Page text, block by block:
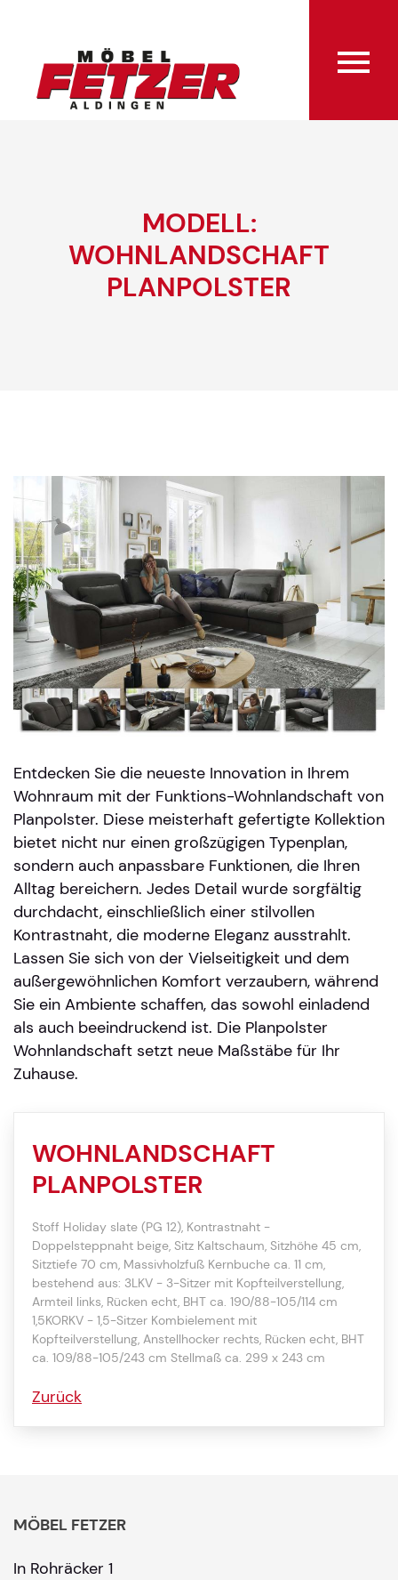
MODELL:
WOHNLANDSCHAFT
PLANPOLSTER
Entdecken Sie die neueste Innovation in Ihrem
Wohnraum mit der Funktions-Wohnlandschaft von
Planpolster. Diese meisterhaft gefertigte Kollektion
bietet nicht nur einen großzügigen Typenplan,
sondern auch anpassbare Funktionen, die Ihren
Alltag bereichern. Jedes Detail wurde sorgfältig
durchdacht, einschließlich einer stilvollen
Kontrastnaht, die moderne Eleganz ausstrahlt.
Lassen Sie sich von der Vielseitigkeit und dem
außergewöhnlichen Komfort verzaubern, während
Sie ein Ambiente schaffen, das sowohl einladend
als auch beeindruckend ist. Die Planpolster
Wohnlandschaft setzt neue Maßstäbe für Ihr
Zuhause.
WOHNLANDSCHAFT
PLANPOLSTER
Stoff Holiday slate (PG 12), Kontrastnaht -
Doppelsteppnaht beige, Sitz Kaltschaum, Sitzhöhe 45 cm,
Sitztiefe 70 cm, Massivholzfuß Kernbuche ca. 11 cm,
bestehend aus: 3LKV - 3-Sitzer mit Kopfteilverstellung,
Armteil links, Rücken echt, BHT ca. 190/88-105/114 cm
1,5KORKV - 1,5-Sitzer Kombielement mit
Kopfteilverstellung, Anstellhocker rechts, Rücken echt, BHT
ca. 109/88-105/243 cm Stellmaß ca. 299 x 243 cm
Zurück
MÖBEL FETZER
In Rohräcker 1